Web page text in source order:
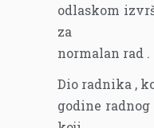
odlaskom
za
normalan rad .
Dio radnika ,
godine